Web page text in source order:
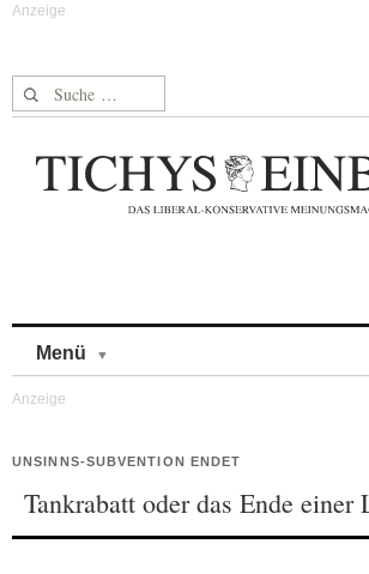
Suche nach:
Menü
UNSINNS-SUBVENTION ENDET
Tankrabatt oder das Ende einer